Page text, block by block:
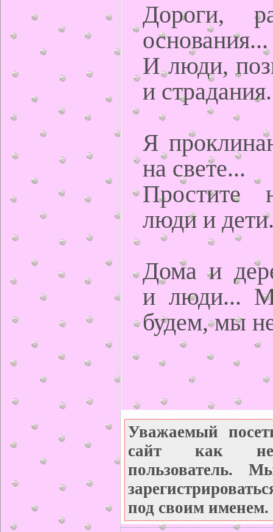
Дороги,
основания...
И люди,
и страдания.
Я
на свете...
Простите
люди и
Дома и
и люди...
будем, мы
Уважаемый
сайт как
пользователь.
под своим именем.